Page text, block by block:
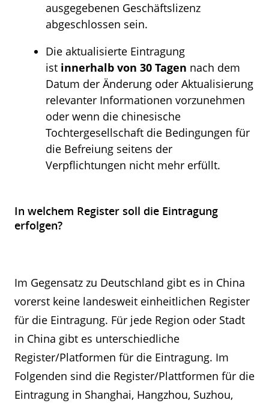
ausgegebenen Geschäftslizenz
abgeschlossen sein.
Die aktualisierte Eintragung
ist innerhalb von 30 Tagen nach dem
Datum der Änderung oder Aktualisierung
relevanter Informationen vorzunehmen
oder wenn die chinesische
Tochtergesellschaft die Bedingungen für
die Befreiung seitens der
Verpflichtungen nicht mehr erfüllt.
In welchem Register soll die Eintragung
erfolgen?
Im Gegensatz zu Deutschland gibt es in China
vorerst keine landesweit einheitlichen Register
für die Eintragung. Für jede Region oder Stadt
in China gibt es unterschiedliche
Register/Platformen für die Eintragung. Im
Folgenden sind die Register/Plattformen für die
Eintragung in Shanghai, Hangzhou, Suzhou,